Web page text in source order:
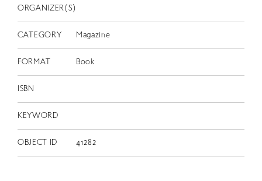
ORGANIZER(S)
CATEGORY Magazine
FORMAT Book
ISBN
KEYWORD
OBJECT ID 41282